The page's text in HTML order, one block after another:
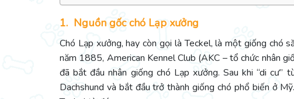
1. Nguồn gốc chó Lạp xưởng
Chó Lạp xưởng, hay còn gọi là Teckel, là một giống chó
năm 1885, American Kennel Club (AKC – tổ chức nhân
đã bắt đầu nhân giống chó Lạp xưởng. Sau khi “di
Dachshund và bắt đầu trở thành giống chó phổ biến ở